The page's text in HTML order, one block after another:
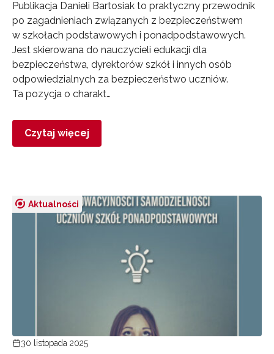
Publikacja Danieli Bartosiak to praktyczny przewodnik
po zagadnieniach związanych z bezpieczeństwem
w szkołach podstawowych i ponadpodstawowych.
Jest skierowana do nauczycieli edukacji dla
bezpieczeństwa, dyrektorów szkół i innych osób
odpowiedzialnych za bezpieczeństwo uczniów.
Ta pozycja o charakt…
Czytaj więcej
Aktualności
30 listopada 2025